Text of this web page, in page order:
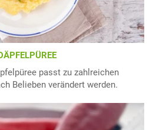
passt zu zahlreichen
Belieben verändert werden.